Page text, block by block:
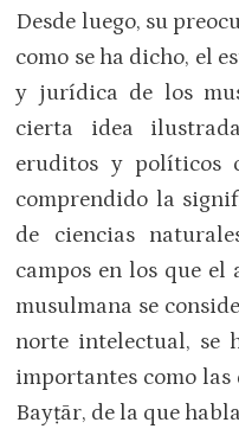
Desde luego, su
como se ha dicho, el
y jurídica de los
cierta idea
eruditos y políticos
comprendido la
de ciencias
campos en los que
musulmana se
norte intelectual, se
importantes como las
Bayṭār, de la que